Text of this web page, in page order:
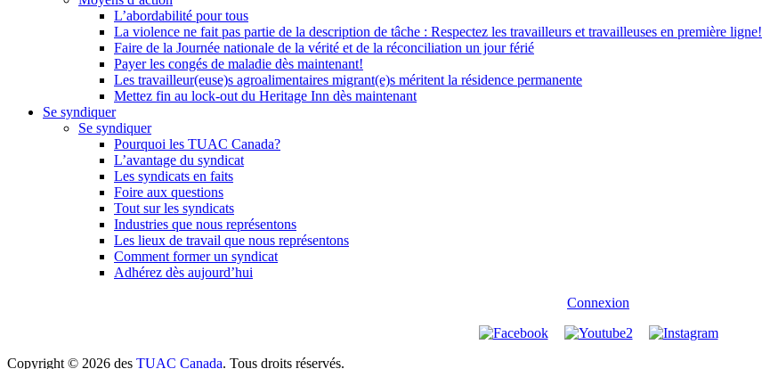
L’abordabilité pour tous
La violence ne fait pas partie de la description de tâche : Respectez les travailleurs et travailleuses en première ligne!
Faire de la Journée nationale de la vérité et de la réconciliation un jour férié
Payer les congés de maladie dès maintenant!
Les travailleur(euse)s agroalimentaires migrant(e)s méritent la résidence permanente
Mettez fin au lock-out du Heritage Inn dès maintenant
Se syndiquer
Se syndiquer
Pourquoi les TUAC Canada?
L’avantage du syndicat
Les syndicats en faits
Foire aux questions
Tout sur les syndicats
Industries que nous représentons
Les lieux de travail que nous représentons
Comment former un syndicat
Adhérez dès aujourd’hui
Connexion
Copyright © 2026 des TUAC Canada. Tous droits réservés.